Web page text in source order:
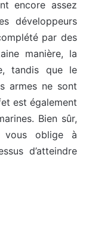
encore assez
développeurs
par des
manière, la
tandis que le
armes ne sont
est également
Bien sûr,
vous oblige à
d’atteindre